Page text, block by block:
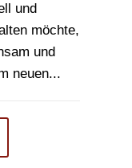
und
möchte,
und
neuen...